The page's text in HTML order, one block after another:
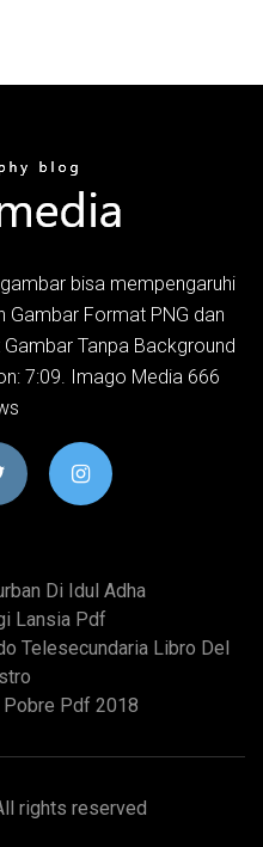
bisa mempengaruhi
Gambar Format PNG dan
Tanpa Background
7:09. Imago Media 666
Di Idul Adha
Lansia Pdf
Telesecundaria Libro Del
Pobre Pdf 2018
rights reserved